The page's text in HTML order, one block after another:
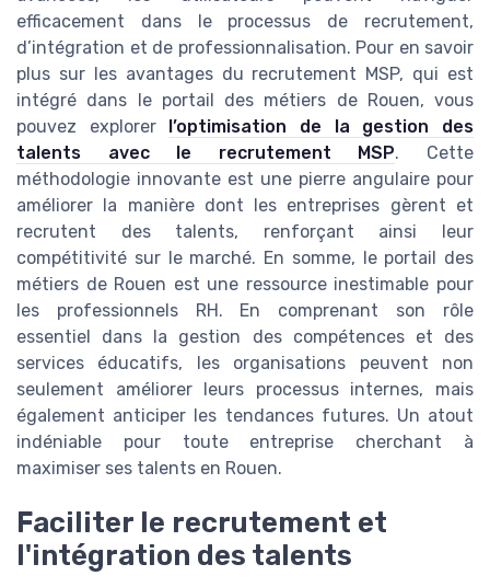
efficacement dans le processus de recrutement,
d’intégration et de professionnalisation. Pour en savoir
plus sur les avantages du recrutement MSP, qui est
intégré dans le portail des métiers de Rouen, vous
pouvez explorer l’optimisation de la gestion des
talents avec le recrutement MSP. Cette
méthodologie innovante est une pierre angulaire pour
améliorer la manière dont les entreprises gèrent et
recrutent des talents, renforçant ainsi leur
compétitivité sur le marché. En somme, le portail des
métiers de Rouen est une ressource inestimable pour
les professionnels RH. En comprenant son rôle
essentiel dans la gestion des compétences et des
services éducatifs, les organisations peuvent non
seulement améliorer leurs processus internes, mais
également anticiper les tendances futures. Un atout
indéniable pour toute entreprise cherchant à
maximiser ses talents en Rouen.
Faciliter le recrutement et
l'intégration des talents